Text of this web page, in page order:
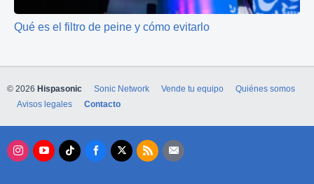
Qué es el filtro de peine y cómo evitarlo
© 2026 Hispasonic Sonic Network Vende tu equipo
Quiénes somos
Avisos legales
Contacto